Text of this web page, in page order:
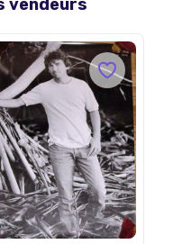
vendeurs